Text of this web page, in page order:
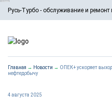
Русь-Турбо - обслуживание и
ООО «Русь-Турбо» занимается
турбин, комплексным
техническим обслуживанием
работают на нефтегазовых,
металлургических и других
Реклама. ООО «Русь-Турбо»,
erid: F7NfYUJCUneVdwPs4znf
Главная → Новости → ОПЕК+ ускоряет
нефтедобычу
4 августа 2025